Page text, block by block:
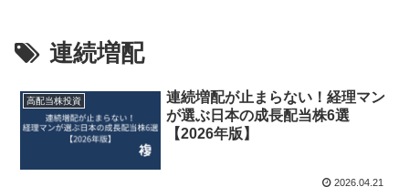
連続増配
高配当株投資
連続増配が止まらない！経理マン
が選ぶ日本の成長配当株6選
【2026年版】
2026.04.21